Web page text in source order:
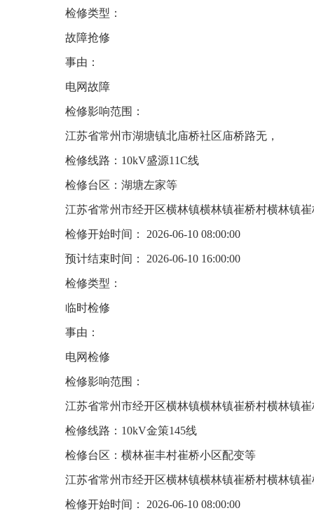
检修类型：
故障抢修
事由：
电网故障
检修影响范围：
江苏省常州市湖塘镇北庙桥社区庙桥路无，
检修线路：10kV盛源11C线
检修台区：湖塘左家等
江苏省常州市经开区横林镇横林镇崔桥村横林镇
检修开始时间： 2026-06-10 08:00:00
预计结束时间： 2026-06-10 16:00:00
检修类型：
临时检修
事由：
电网检修
检修影响范围：
江苏省常州市经开区横林镇横林镇崔桥村横林镇
检修线路：10kV金策145线
检修台区：横林崔丰村崔桥小区配变等
江苏省常州市经开区横林镇横林镇崔桥村横林镇
检修开始时间： 2026-06-10 08:00:00